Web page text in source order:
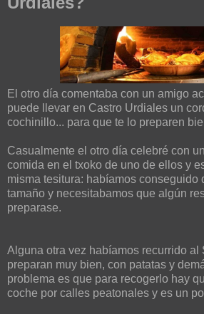
El otro día comentaba con un amigo
puede llevar en Castro Urdiales un
cochinillo... para que te lo preparen
Casualmente el otro día celebré con
comida en el txoko de uno de ellos y
misma tesitura: habíamos conseguido
tamaño y necesitabamos que algún
preparase.
Alguna otra vez habíamos recurrido al
preparan muy bien, con patatas y
problema es que para recogerlo hay
coche por calles peatonales y es un